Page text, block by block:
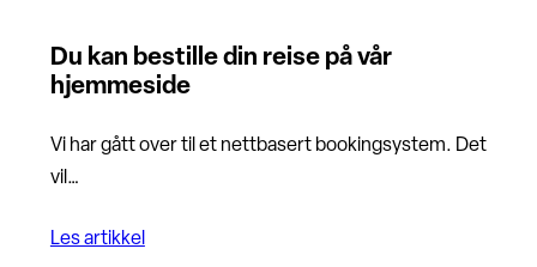
Du kan bestille din reise på vår
hjemmeside
Vi har gått over til et nettbasert bookingsystem. Det
vil…
Les artikkel